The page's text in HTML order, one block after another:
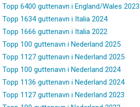
Topp 6400 guttenavn i England/Wales 2023
Topp 1634 guttenavn i Italia 2024
Topp 1666 guttenavn i Italia 2022
Topp 100 guttenavn i Nederland 2025
Topp 1127 guttenavn i Nederland 2025
Topp 100 guttenavn i Nederland 2024
Topp 1136 guttenavn i Nederland 2024
Topp 1127 guttenavn i Nederland 2023